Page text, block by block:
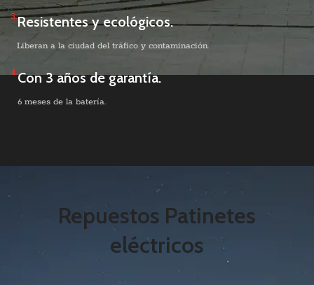
3.Resistentes y ecológicos.
Liberan a la ciudad del tráfico y contaminación.
4.Con 3 años de garantía.
6 meses de la batería.
Repuestos Patinetes
eléctricos